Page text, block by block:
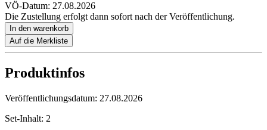
VÖ-Datum: 27.08.2026
Die Zustellung erfolgt dann sofort nach der Veröffentlichung.
In den warenkorb
Auf die Merkliste
Produktinfos
Veröffentlichungsdatum: 27.08.2026
Set-Inhalt: 2